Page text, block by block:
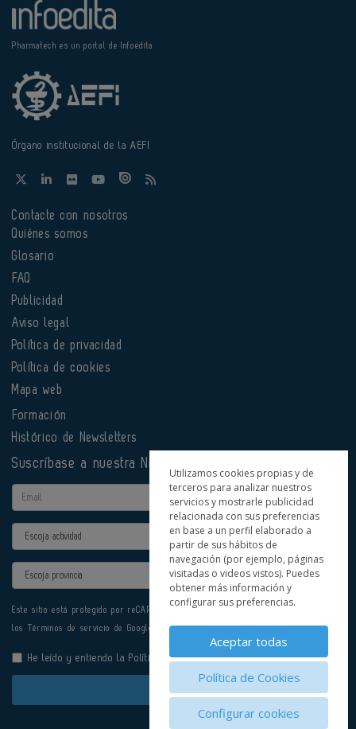
Pharmatech es un portal de Infoedita
Órgano institucional de la AEFI
Contacte con nosotros
Quiénes somos
Glosario
FAQ
Publicidad
Aviso legal
Política de privacidad
Política de cookies
Mapa web
Formación
Histórico de Newsletters
Suscríbase a nuestra Newsletter
Email
Actividad
Provincia
Este sitio está protegido por reCAPTCHA y se aplican la
los Términos de servicio de Google.
He leído y entiendo la Política de Privacidad
Enviar
Utilizamos cookies propias y de
terceros para analizar nuestros
servicios y mostrarle publicidad
relacionada con sus preferencias
en base a un perfil elaborado a
partir de sus hábitos de
navegación (por ejemplo, páginas
visitadas o videos vistos). Puedes
obtener más información y
configurar sus preferencias.
Aceptar todas
Política de Cookies
Configurar cookies